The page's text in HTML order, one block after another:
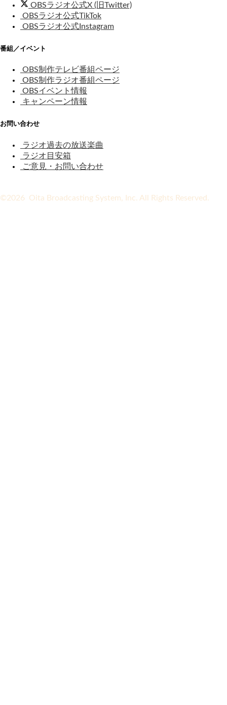
OBSラジオ公式X (旧Twitter)
OBSラジオ公式TikTok
OBSラジオ公式Instagram
番組／イベント
OBS制作テレビ番組ページ
OBS制作ラジオ番組ページ
OBSイベント情報
キャンペーン情報
お問い合わせ
ラジオ過去の放送楽曲
ラジオ目安箱
ご意見・お問い合わせ
©2026 Oita Broadcasting System, Inc. All Rights Reserved.